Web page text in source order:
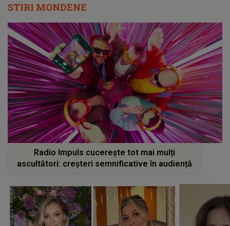
STIRI MONDENE
Radio Impuls cucerește tot mai mulți
ascultători: creșteri semnificative în audiență